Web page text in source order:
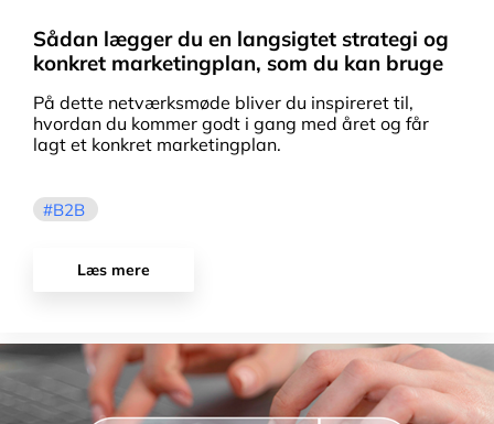
Sådan lægger du en langsigtet strategi og
konkret marketingplan, som du kan bruge
På dette netværksmøde bliver du inspireret til,
hvordan du kommer godt i gang med året og får
lagt et konkret marketingplan.
B2B
Læs mere